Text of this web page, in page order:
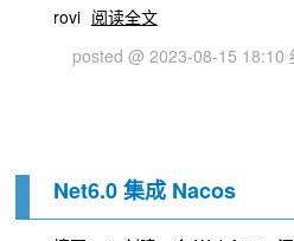
rovi 阅读全文
posted @ 2023-08-15 18:10
Net6.0 集成 Nacos